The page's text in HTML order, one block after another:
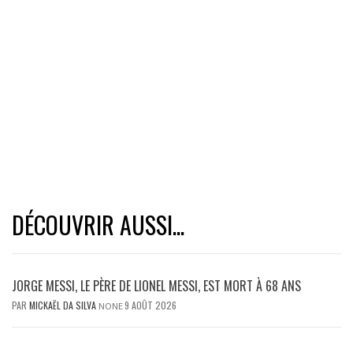
DÉCOUVRIR AUSSI...
JORGE MESSI, LE PÈRE DE LIONEL MESSI, EST MORT À 68 ANS
PAR MICKAËL DA SILVA NONE9 AOÛT 2026